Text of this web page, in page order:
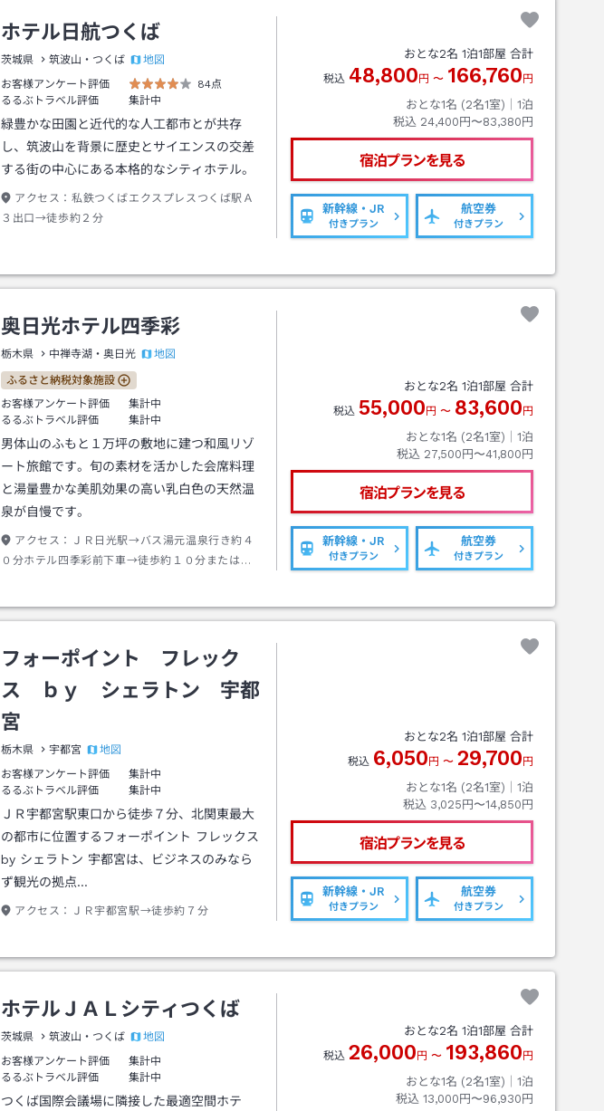
ホテル日航つくば
茨城県 筑波山・つくば
地図
お客様アンケート評価
84点
るるぶトラベル評価
集計中
緑豊かな田園と近代的な人工都市とが共存
し、筑波山を背景に歴史とサイエンスの交差
する街の中心にある本格的なシティホテル。
アクセス： 私鉄つくばエクスプレスつくば駅Ａ
３出口→徒歩約２分
おとな2名 1泊1部屋 合計
税込 48,800 円 〜 166,760 円
おとな1名 (2名1室)｜ 1泊
税込 24,400円〜83,380円
宿泊プランを見る
新幹線・JR
付きプラン
航空券
付きプラン
奥日光ホテル四季彩
栃木県 中禅寺湖・奥日光 地図
ふるさと納税対象施設
お客様アンケート評価
集計中
るるぶトラベル評価
集計中
男体山のふもと１万坪の敷地に建つ和風リゾ
ート旅館です。旬の素材を活かした会席料理
と湯量豊かな美肌効果の高い乳白色の天然温
泉が自慢です。
アクセス：
ＪＲ日光駅→バス湯元温泉行き約４
０分ホテル四季彩前下車→徒歩約１０分またはタ
おとな2名 1泊1部屋 合計
税込 55,000 円 〜 83,600 円
おとな1名 (2名1室)｜ 1泊
税込 27,500円〜41,800円
宿泊プランを見る
新幹線・JR
付きプラン
航空券
付きプラン
フォーポイント フレック
ス ｂｙ シェラトン 宇都
宮
栃木県 宇都宮
地図
お客様アンケート評価
集計中
るるぶトラベル評価
集計中
ＪＲ宇都宮駅東口から徒歩７分、北関東最大
の都市に位置するフォーポイント フレックス
by シェラトン 宇都宮は、ビジネスのみなら
ず観光の拠点…
アクセス： ＪＲ宇都宮駅→徒歩約７分
おとな2名 1泊1部屋 合計
税込 6,050 円 〜 29,700 円
おとな1名 (2名1室)｜ 1泊
税込 3,025円〜14,850円
宿泊プランを見る
新幹線・JR
付きプラン
航空券
付きプラン
ホテルＪＡＬシティつくば
茨城県 筑波山・つくば
地図
お客様アンケート評価
集計中
るるぶトラベル評価
集計中
つくば国際会議場に隣接した最適空間ホテ
おとな2名 1泊1部屋 合計
税込 26,000 円 〜 193,860 円
おとな1名 (2名1室)｜ 1泊
税込 13,000円〜96,930円